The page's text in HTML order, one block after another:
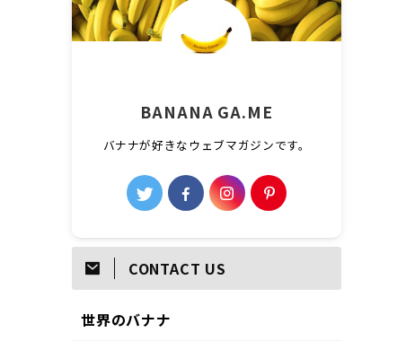
BANANA GA.ME
バナナが好きなウェブマガジンです。
CONTACT US
世界のバナナ